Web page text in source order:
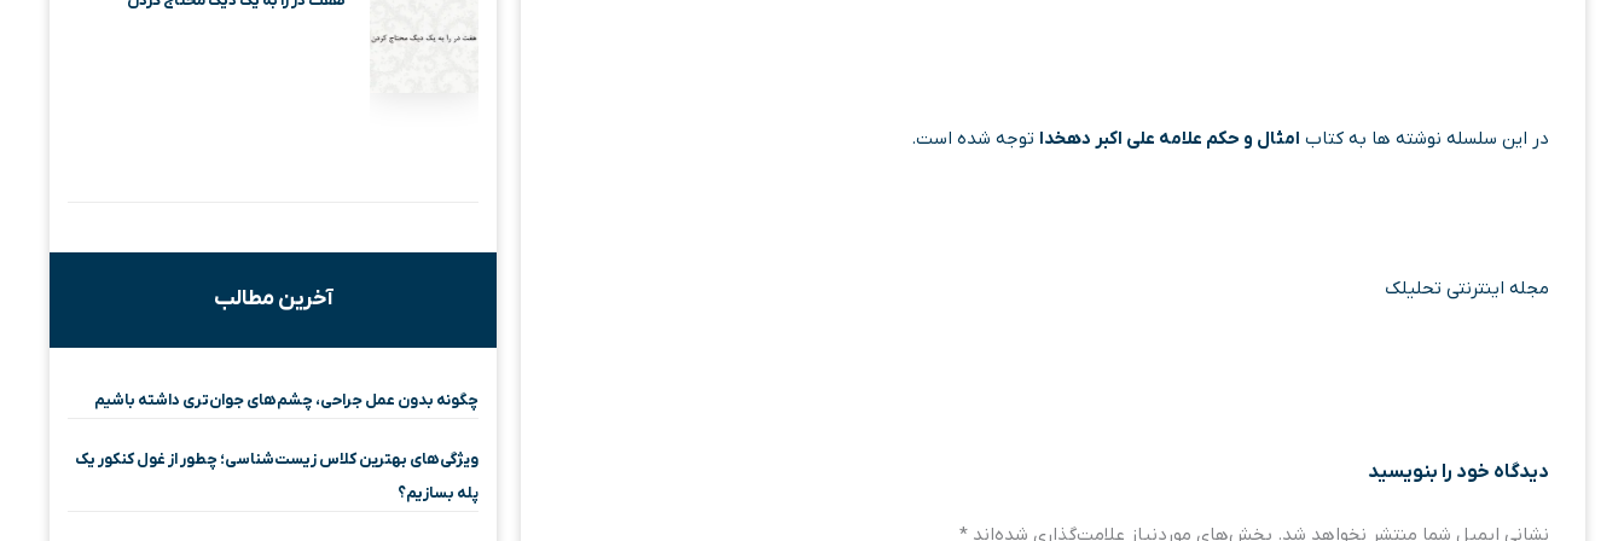
در این سلسله نوشته ها به کتاب امثال و حکم علامه علی اکبر دهخدا توجه شده است.
مجله اینترنتی تحلیلک
دیدگاه‌ خود را بنویسید
نشانی ایمیل شما منتشر نخواهد شد. بخش‌های موردنیاز علامت‌گذاری شده‌اند *
آخرین مطالب
چگونه بدون عمل جراحی، چشم‌های جوان‌تری داشته باشیم
ویژگی‌های بهترین کلاس زیست‌شناسی؛ چطور از غول کنکور یک
پله بسازیم؟